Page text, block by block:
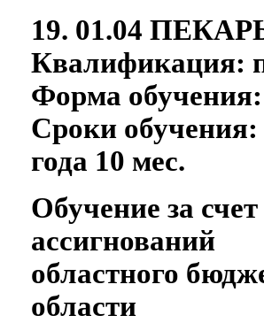
19. 01.04
Квалификация:
Форма
Сроки обучения:
года 10 мес.
Обучение за
ассигнований
областного
области